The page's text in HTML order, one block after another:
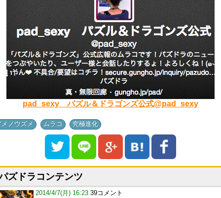
pad_sexy パズル＆ドラゴンズ公式@pad_sexy
メノウズメ ムラコ 究極進化
ズドラコンテンツ
2014/4/7(月) 16:23 39コメント